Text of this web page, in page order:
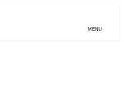
MENU